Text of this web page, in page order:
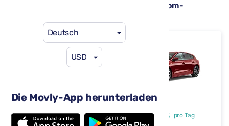
Deutsch
USD
Die Movly-App herunterladen
Verfügbare Mietwagen am Flughafen Rom-
Ford Focus
Automatikgetriebe
4 Türen
5 Sitze
ab 29 $ pro Tag